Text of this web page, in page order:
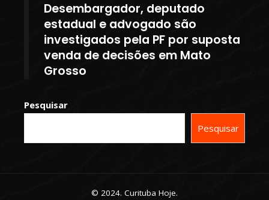
Desembargador, deputado
estadual e advogado são
investigados pela PF por suposta
venda de decisões em Mato
Grosso
Pesquisar
Pesquisar
© 2024. Curituba Hoje.